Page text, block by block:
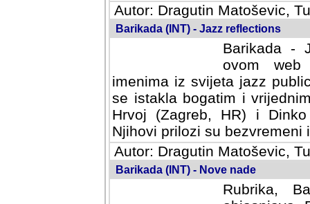
Autor: Dragutin Matoševic,
Barikada (INT) - Jazz reflections
Barikada -
ovom web
imenima iz svijeta jazz
se istakla bogatim i
Hrvoj (Zagreb, HR) i
Njihovi prilozi su bezvremeni
Autor: Dragutin Matoševic,
Barikada (INT) - Nove nade
Rubrika,